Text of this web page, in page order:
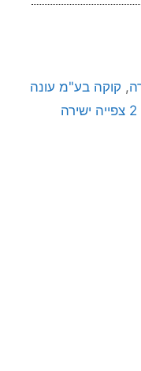
, קוקה בע"מ עונה